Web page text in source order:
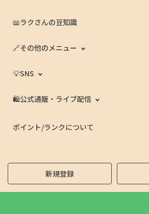
📖ラクさんの豆知識
🔗その他のメニュー
💡SNS
🛍️公式通販・ライブ配信
ポイント/ランクについて
新規登録